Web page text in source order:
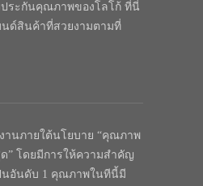
ประกันคุณภาพของโลโก้ ที่นี่
นด์สินค้าที่สวยงามตามที่
านภายใต้นโยบาย “คุณภาพ
” โดยมีการให้ความสำคัญ
อันดับ 1 คุณภาพในทีนี้มี